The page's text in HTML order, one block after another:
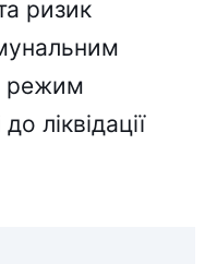
ризик
режим
ліквідації